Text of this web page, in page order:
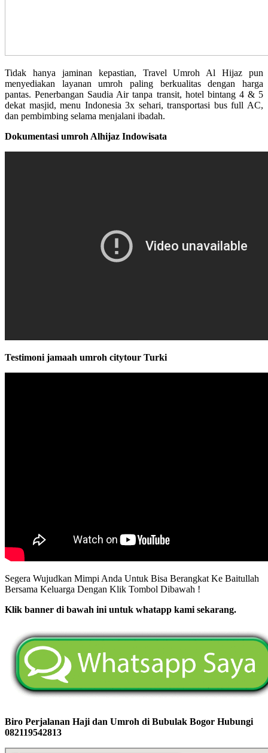
Tidak hanya jaminan kepastian, Travel Umroh Al Hijaz pun
menyediakan layanan umroh paling berkualitas dengan harga
pantas. Penerbangan Saudia Air tanpa transit, hotel bintang 4 & 5
dekat masjid, menu Indonesia 3x sehari, transportasi bus full AC,
dan pembimbing selama menjalani ibadah.
Dokumentasi umroh Alhijaz Indowisata
Testimoni jamaah umroh citytour Turki
Segera Wujudkan Mimpi Anda Untuk Bisa Berangkat Ke Baitullah
Bersama Keluarga Dengan Klik Tombol Dibawah !
Klik banner di bawah ini untuk whatapp kami sekarang.
Biro Perjalanan Haji dan Umroh di Bubulak Bogor Hubungi
082119542813